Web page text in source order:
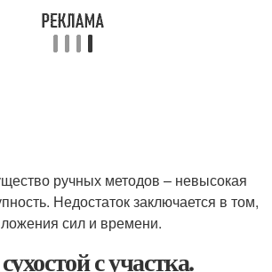
ручных методов – невысокая
Недостаток заключается в том,
сил и времени.
с участка.